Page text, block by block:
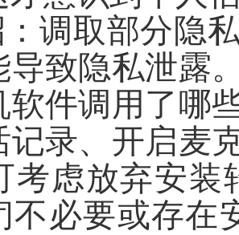
调取部分隐
导致隐私泄露
软件调用了哪
记录、开启麦
考虑放弃安装
不必要或存在